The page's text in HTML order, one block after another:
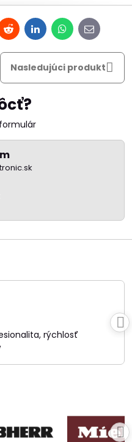
RedditLinkedInWhatsApp
E-
mail
Nasledujúci produkt
rýchlosť